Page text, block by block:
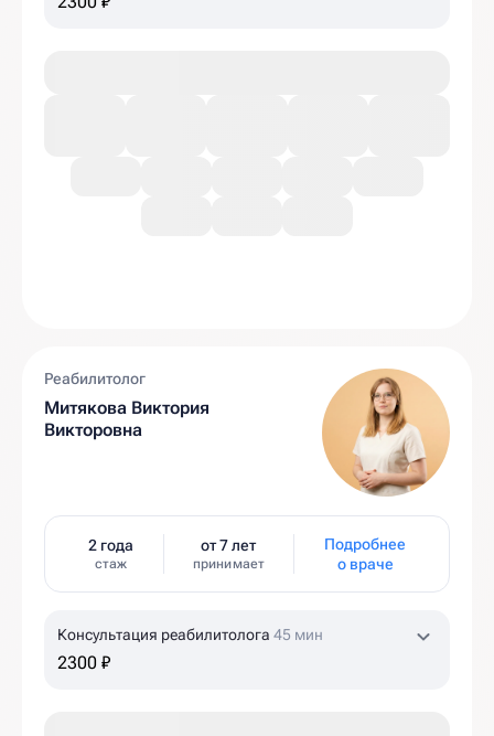
Реабилитолог
Митякова Виктория
Викторовна
2 года
стаж
от 7 лет
принимает
Подробнее
о враче
Консультация реабилитолога 45 мин
2300 ₽